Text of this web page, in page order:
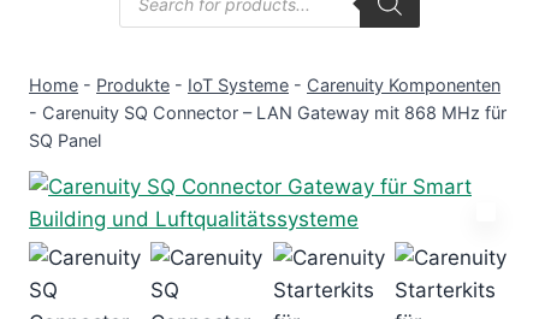
search
Home - Produkte - IoT Systeme - Carenuity Komponenten
- Carenuity SQ Connector – LAN Gateway mit 868 MHz für
SQ Panel